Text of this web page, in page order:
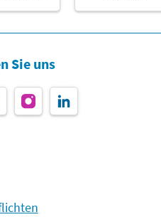
Sie uns